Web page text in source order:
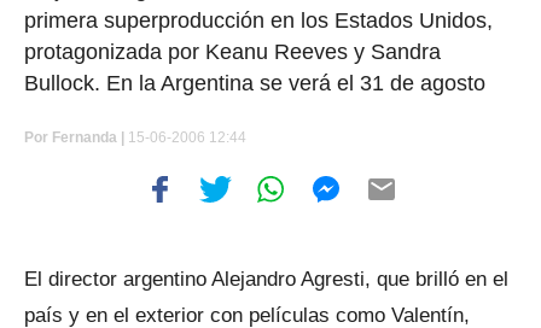
primera superproducción en los Estados Unidos,
protagonizada por Keanu Reeves y Sandra
Bullock. En la Argentina se verá el 31 de agosto
Por Fernanda | 15-06-2006 12:44
El director argentino Alejandro Agresti, que brilló en el
país y en el exterior con películas como Valentín,